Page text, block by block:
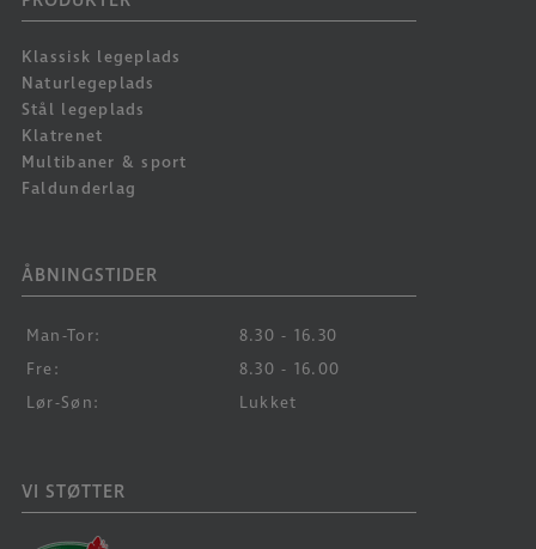
Klassisk legeplads
Naturlegeplads
Stål legeplads
Klatrenet
Multibaner & sport
Faldunderlag
ÅBNINGSTIDER
Man-Tor:
8.30 - 16.30
Fre:
8.30 - 16.00
Lør-Søn:
Lukket
VI STØTTER